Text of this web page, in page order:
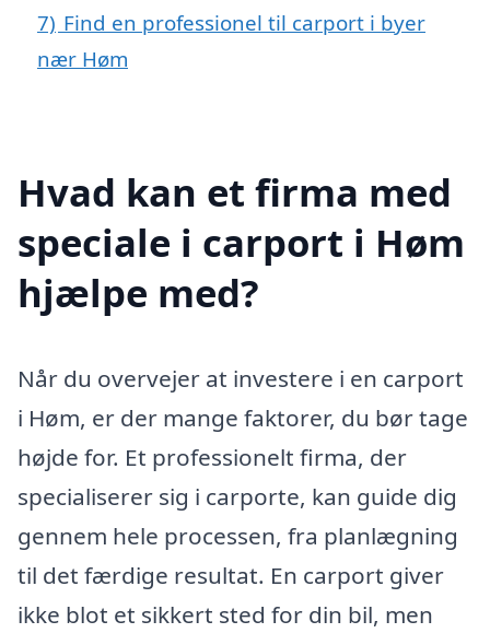
7) Find en professionel til carport i byer
nær Høm
Hvad kan et firma med
speciale i carport i Høm
hjælpe med?
Når du overvejer at investere i en carport
i Høm, er der mange faktorer, du bør tage
højde for. Et professionelt firma, der
specialiserer sig i carporte, kan guide dig
gennem hele processen, fra planlægning
til det færdige resultat. En carport giver
ikke blot et sikkert sted for din bil, men